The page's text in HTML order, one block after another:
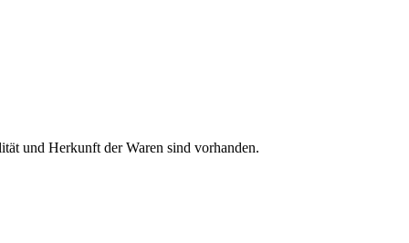
und Herkunft der Waren sind vorhanden.